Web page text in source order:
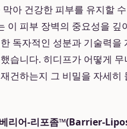
아 건강한 피부를 유지할
이 피부 장벽의 중요성을 깊
독자적인 성분과 기술력을
습니다. 히디프가 어떻게
건하는지 그 비밀을 자세히
리어-리포좀™(Barrier-